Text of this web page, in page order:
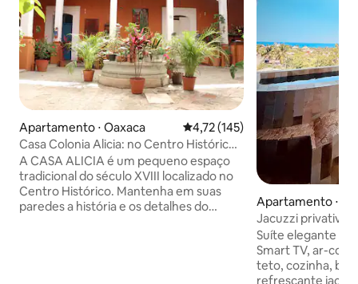
Apartamento ⋅ Oaxaca 4,72 de uma avaliação média de
4,72 (145)
Casa Colonia Alicia: no Centro Histórico.
Explore!
A CASA ALICIA é um pequeno espaço
tradicional do século XVIII localizado no
Centro Histórico. Mantenha em suas
paredes a história e os detalhes do
Apartamento ⋅
ndido
Jacuzzi privativa
Casa Mitla
Suíte elegante
Smart TV, ar-
teto, cozinha,
refrescante jacuzzi